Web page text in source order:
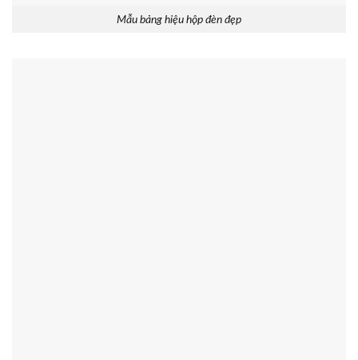
Mẫu bảng hiệu hộp đèn đẹp